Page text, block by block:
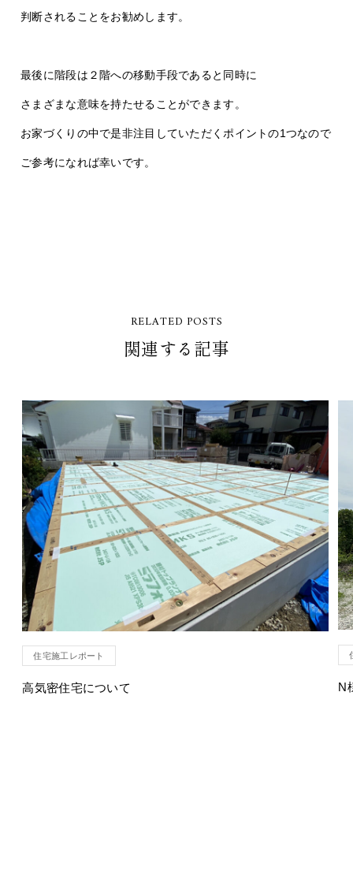
判断されることをお勧めします。
最後に階段は２階への移動手段であると同時に
さまざまな意味を持たせることができます。
お家づくりの中で是非注目していただくポイントの1つなので
ご参考になれば幸いです。
RELATED POSTS
関連する記事
住宅施工レポート
高気密住宅について N